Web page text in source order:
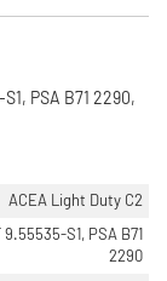
PSA B71 2290,
ACEA Light Duty C2
9.55535-S1, PSA B71
2290